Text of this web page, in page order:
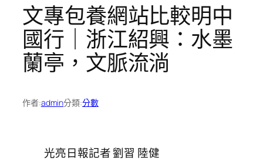
文專包養網站比較明中
國行｜浙江紹興：水墨
蘭亭，文脈流淌
作者:admin分類:分數
光亮日報記者 劉習 陸健